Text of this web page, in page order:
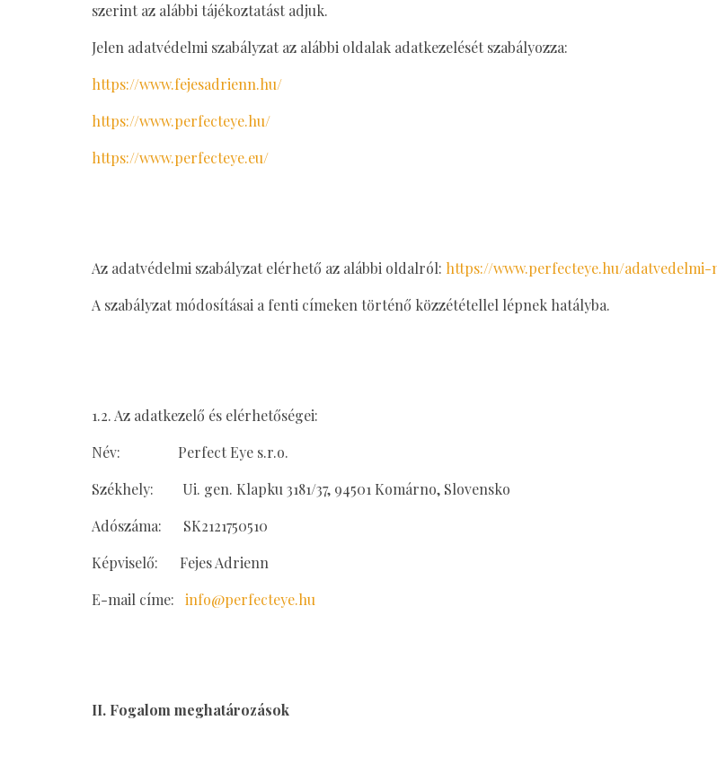
szerint az alábbi tájékoztatást adjuk.
Jelen adatvédelmi szabályzat az alábbi oldalak adatkezelését szabályozza:
https://www.fejesadrienn.hu/
https://www.perfecteye.hu/
https://www.perfecteye.eu/
Az adatvédelmi szabályzat elérhető az alábbi oldalról: https://www.perfecteye.hu/
A szabályzat módosításai a fenti címeken történő közzététellel lépnek hatályba.
1.2. Az adatkezelő és elérhetőségei:
Név: Perfect Eye s.r.o.
Székhely: Ui. gen. Klapku 3181/37, 94501 Komárno, Slovensko
Adószáma: SK2121750510
Képviselő: Fejes Adrienn
E-mail címe: info@perfecteye.hu
II. Fogalom meghatározások